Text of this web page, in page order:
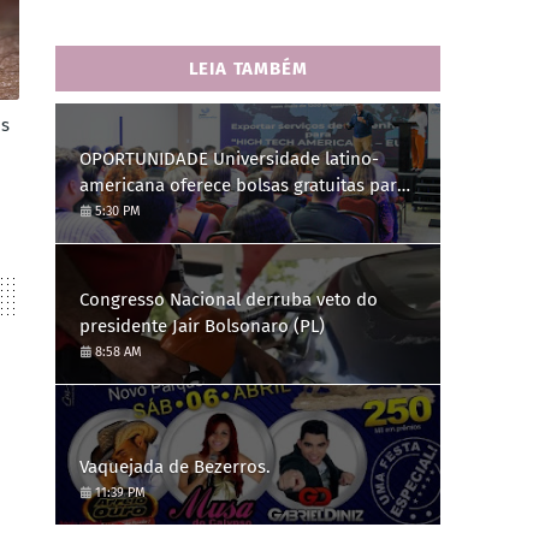
LEIA TAMBÉM
OPORTUNIDADE Universidade latino-
americana oferece bolsas gratuitas para
Engenharia de Software; saiba como se
candidatar
5:30 PM
Congresso Nacional derruba veto do
presidente Jair Bolsonaro (PL)
8:58 AM
Vaquejada de Bezerros.
11:39 PM